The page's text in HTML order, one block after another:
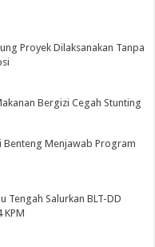
Proyek Dilaksanakan Tanpa
Bergizi Cegah Stunting
Benteng Menjawab Program
Tengah Salurkan BLT-DD
KPM